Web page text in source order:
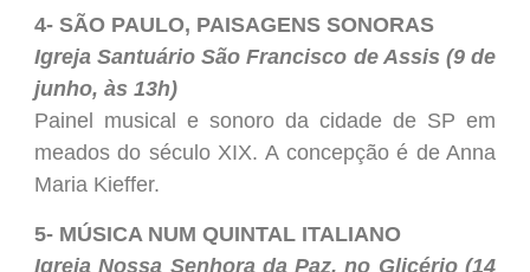
4- SÃO PAULO, PAISAGENS SONORAS
Igreja Santuário São Francisco de Assis (9 de
junho, às 13h)
Painel musical e sonoro da cidade de SP em
meados do século XIX. A concepção é de Anna
Maria Kieffer.
5- MÚSICA NUM QUINTAL ITALIANO
Igreja Nossa Senhora da Paz, no Glicério (14